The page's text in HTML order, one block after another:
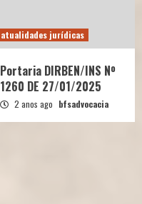
atualidades jurídicas
Portaria DIRBEN/INS Nº
1260 DE 27/01/2025
2 anos ago bfsadvocacia